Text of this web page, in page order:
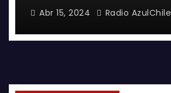
Abr 15, 2024 Radio AzulChile